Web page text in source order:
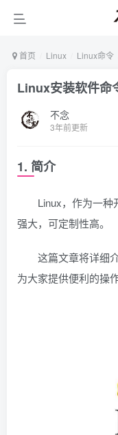
首页 Linux Linux命令
Linux安装软件命
不念
3年前更新
1. 简介
Linux，作为一
强大，可定制性高。
这篇文章将详细
为大家提供便利的操作